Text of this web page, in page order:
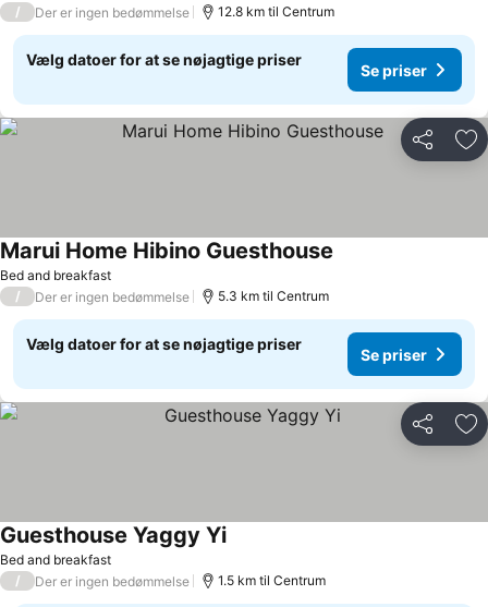
/ Der er ingen bedømmelse 12.8 km til Centrum
Vælg datoer for at se nøjagtige priser
Se priser
Del
Bed and breakfast
Marui Home Hibino Guesthouse
/ Der er ingen bedømmelse 5.3 km til Centrum
Vælg datoer for at se nøjagtige priser
Se priser
Del
Bed and breakfast
Guesthouse Yaggy YiSe priser
/ Der er ingen bedømmelse 1.5 km til Centrum